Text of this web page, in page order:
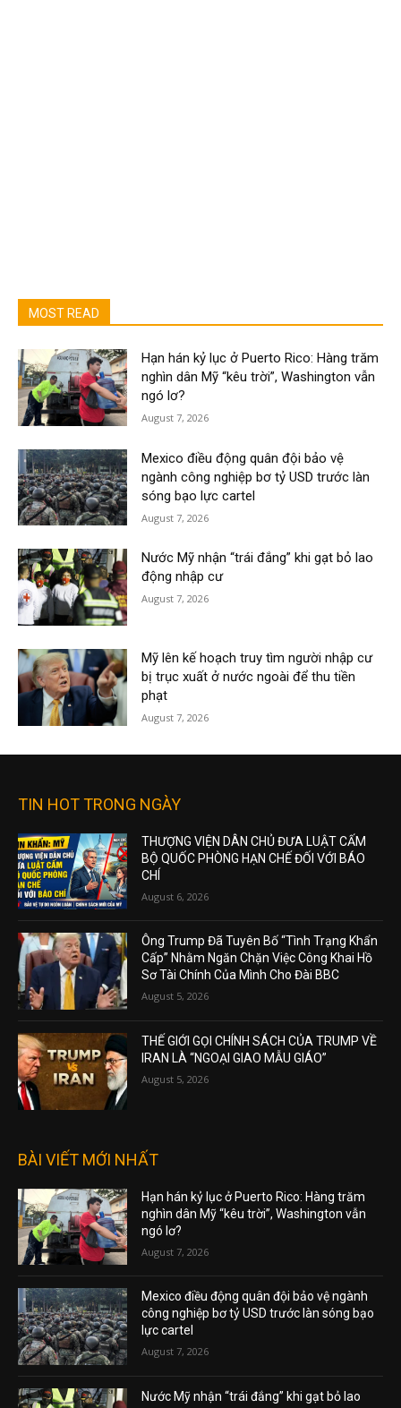
MOST READ
Hạn hán kỷ lục ở Puerto Rico: Hàng trăm
nghìn dân Mỹ “kêu trời”, Washington vẫn
ngó lơ?
August 7, 2026
Mexico điều động quân đội bảo vệ
ngành công nghiệp bơ tỷ USD trước làn
sóng bạo lực cartel
August 7, 2026
Nước Mỹ nhận “trái đắng” khi gạt bỏ lao
động nhập cư
August 7, 2026
Mỹ lên kế hoạch truy tìm người nhập cư
bị trục xuất ở nước ngoài để thu tiền
phạt
August 7, 2026
TIN HOT TRONG NGÀY
THƯỢNG VIỆN DÂN CHỦ ĐƯA LUẬT CẤM
BỘ QUỐC PHÒNG HẠN CHẾ ĐỐI VỚI BÁO
CHÍ
August 6, 2026
Ông Trump Đã Tuyên Bố “Tình Trạng Khẩn
Cấp” Nhằm Ngăn Chặn Việc Công Khai Hồ
Sơ Tài Chính Của Mình Cho Đài BBC
August 5, 2026
THẾ GIỚI GỌI CHÍNH SÁCH CỦA TRUMP VỀ
IRAN LÀ “NGOẠI GIAO MẪU GIÁO”
August 5, 2026
BÀI VIẾT MỚI NHẤT
Hạn hán kỷ lục ở Puerto Rico: Hàng trăm
nghìn dân Mỹ “kêu trời”, Washington vẫn
ngó lơ?
August 7, 2026
Mexico điều động quân đội bảo vệ ngành
công nghiệp bơ tỷ USD trước làn sóng bạo
lực cartel
August 7, 2026
Nước Mỹ nhận “trái đắng” khi gạt bỏ lao